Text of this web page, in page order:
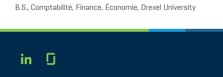
B.S., Comptabilité, Finance, Économie, Drexel University
LINKEDIN